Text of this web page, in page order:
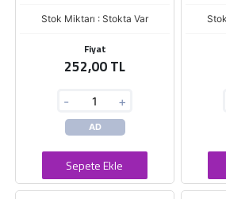
Stok Miktarı : Stokta Var
Fiyat
252,00 TL
- +
AD
Sepete Ekle